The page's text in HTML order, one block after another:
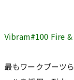
Vibram#100 Fire
最もワークブーツ